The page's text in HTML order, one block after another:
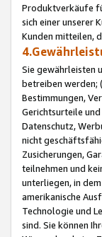
Produktverkäufe
sich einer unserer
Kunden mitteilen,
Sie gewährleisten
betreiben werden;
Bestimmungen,
Gerichtsurteile
Datenschutz,
nicht
Zusicherungen,
teilnehmen und
unterliegen, in
amerikanische
Technologie und
sind. Sie können